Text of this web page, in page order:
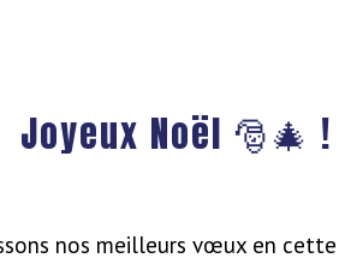
Joyeux Noël 🎅🎄 !
nos meilleurs vœux en